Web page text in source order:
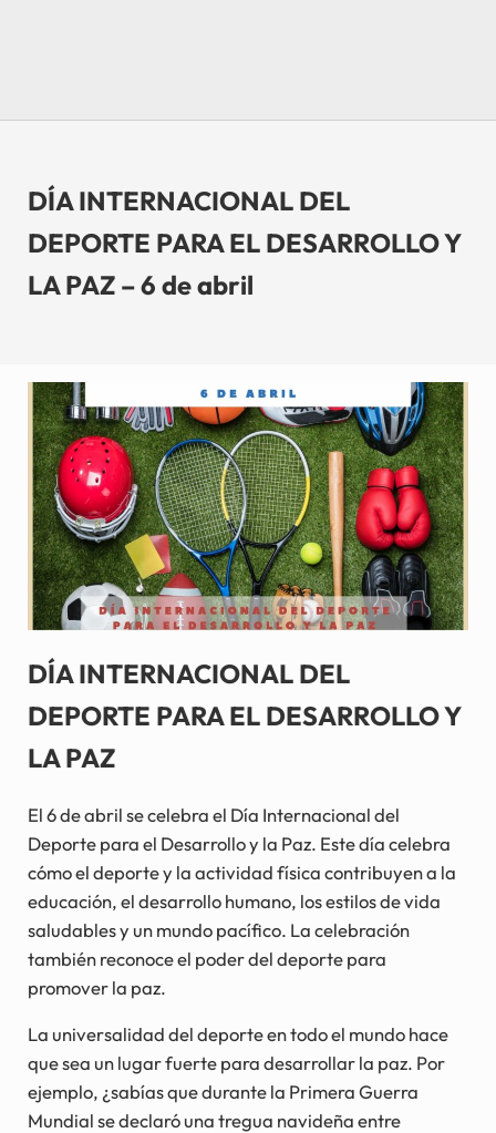
DÍA INTERNACIONAL DEL
DEPORTE PARA EL DESARROLLO Y
LA PAZ – 6 de abril
DÍA INTERNACIONAL DEL
DEPORTE PARA EL DESARROLLO Y
LA PAZ
El 6 de abril se celebra el Día Internacional del
Deporte para el Desarrollo y la Paz. Este día celebra
cómo el deporte y la actividad física contribuyen a la
educación, el desarrollo humano, los estilos de vida
saludables y un mundo pacífico. La celebración
también reconoce el poder del deporte para
promover la paz.
La universalidad del deporte en todo el mundo hace
que sea un lugar fuerte para desarrollar la paz. Por
ejemplo, ¿sabías que durante la Primera Guerra
Mundial se declaró una tregua navideña entre